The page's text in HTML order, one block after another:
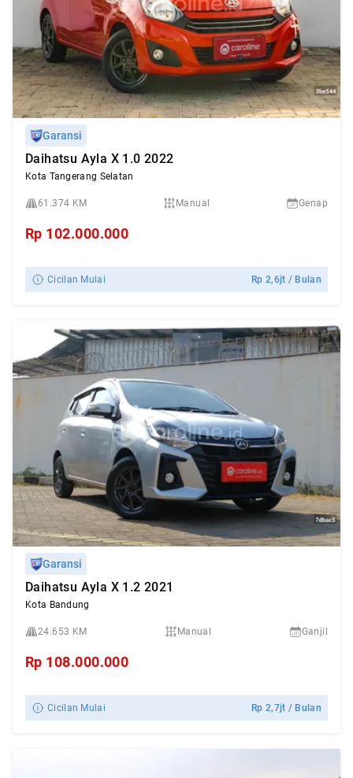
Garansi
Daihatsu Ayla X 1.0 2022
Kota Tangerang Selatan
61.374 KM Manual Genap
Rp 102.000.000
Cicilan Mulai Rp2,6jt / Bulan
Garansi
Daihatsu Ayla X 1.2 2021
Kota Bandung
24.653 KM Manual Ganjil
Rp 108.000.000
Cicilan Mulai Rp2,7jt / Bulan